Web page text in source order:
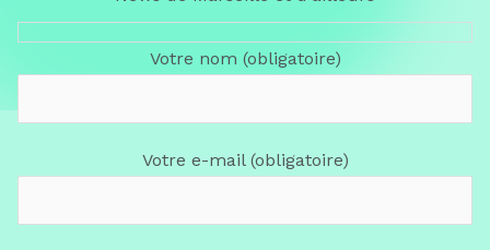
Votre nom (obligatoire)
Votre e-mail (obligatoire)